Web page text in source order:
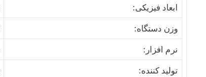
ابعاد فیزیکی:
وزن دستگاه:
نرم افزار:
تولید کننده: